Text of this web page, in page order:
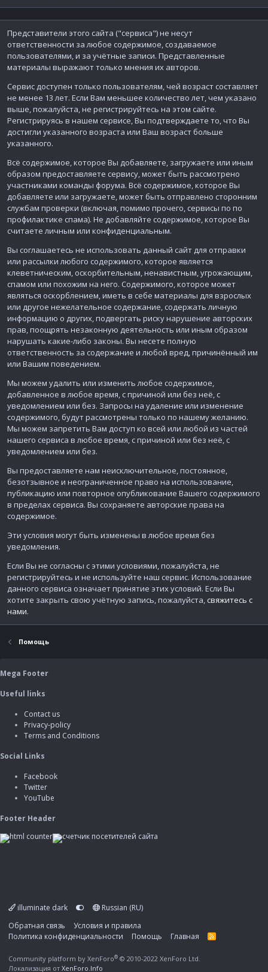
Представители этого сайта ("сервиса") не несут
ответственности за любое содержимое, создаваемое
пользователями, и за учётные записи. Представленные
материалы выражают только мнения их авторов.
Сервис доступен только пользователям, чей возраст составляет
не менее 13 лет. Если Вам меньшее количество лет, чем указано
выше, пожалуйста, не регистрируйтесь на этом сайте.
Регистрируясь в нашем сервисе, Вы подтверждаете то, что Вы
достигли указанного возраста или Ваш возраст больше
указанного.
Всё содержимое, которое Вы добавляете, загружаете или иным
образом предоставляете сервису, может быть рассмотрено
участниками команды форума. Всё содержимое, которое Вы
добавляете или загружаете, может быть отправлено сторонним
службам проверки (включая, помимо прочего, сервисы по по
профилактике спама). Не добавляйте содержимое, которое Вы
считаете личным или конфиденциальным.
Вы соглашаетесь не использовать данный сайт для отправки
или рассылки любого содержимого, которое является
клеветническим, оскорбительным, ненавистным, угрожающим,
спамом или похожим на него. Содержимого, которое может
являться оскорблением, иметь в себе материалы для взрослых
или другое нежелательное содержание, содержать личную
информацию о других, подвергать риску нарушение авторских
прав, поощрять незаконную деятельность или иным образом
нарушать какие-либо законы. Вы несете полную
ответственность за содержание и любой вред, причинённый им
или Вашим поведением.
Мы можем удалить или изменить любое содержимое,
добавленное в любое время, с причиной или без неё, с
уведомлением или без. Запросы на удаление или изменение
содержимого, будут рассмотрены только по нашему желанию.
Мы можем запретить Вам доступ ко всей или любой из частей
нашего сервиса в любое время, с причиной или без неё, с
уведомлением или без.
Вы предоставляете нам неисключительное, постоянное,
безотзывное и неограниченное право на использование,
публикацию или повторное опубликование Вашего содержимого
в пределах сервиса. Вы сохраняете авторские права на
содержимое.
Эти условия могут быть изменены в любое время без
уведомления.
Если Вы не согласны с этими условиями, пожалуйста, не
регистрируйтесь и не используйте наш сервис. Использование
данного сервиса означает принятие этих условий. Если Вы
хотите закрыть свою учётную запись, пожалуйста,свяжитесь с
нами.
Помощь
Mega Footer
Useful links
Contact us
Privacy-policy
Terms and Conditions
Social Links
Facebook
Twitter
YouTube
Footer Header
illuminate dark
Russian (RU)
Обратная связь
Условия и правила
Политика конфиденциальности
Помощь Главная
R
Community platform by XenForo® © 2010-2022 XenForo Ltd.
Локализация от XenForo.Info